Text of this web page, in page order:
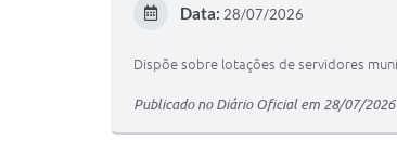
Data: 28/07/2026
Dispõe sobre lotações de servidores
Publicado no Diário Oficial em 28/07/2026